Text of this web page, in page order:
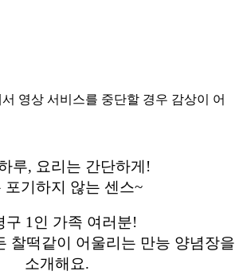
영상 서비스를 중단할 경우 감상이 어
루, 요리는 간단하게!
포기하지 않는 센스~
구 1인 가족 여러분!
찰떡같이 어울리는 만능 양념장을
소개해요.